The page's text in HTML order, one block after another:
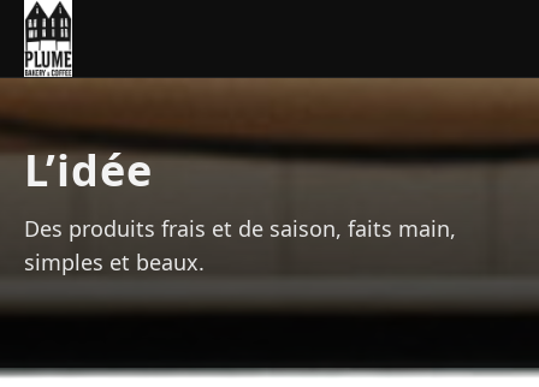
L’idée
Des produits frais et de saison, faits main,
simples et beaux.